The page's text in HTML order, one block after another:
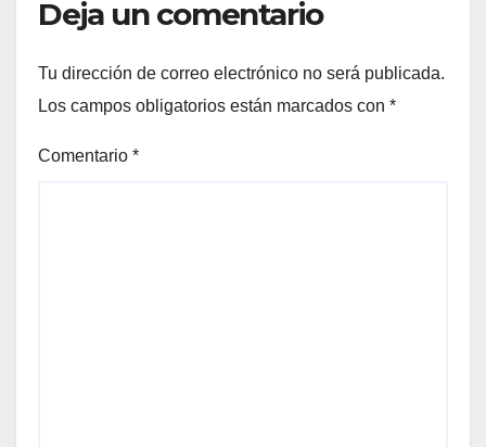
Deja un comentario
Tu dirección de correo electrónico no será publicada.
Los campos obligatorios están marcados con *
Comentario *